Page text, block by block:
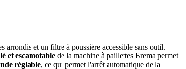
arrondis et un filtre à poussière accessible sans outil.
et escamotable de la machine à paillettes Brema permet
réglable, ce qui permet l'arrêt automatique de la